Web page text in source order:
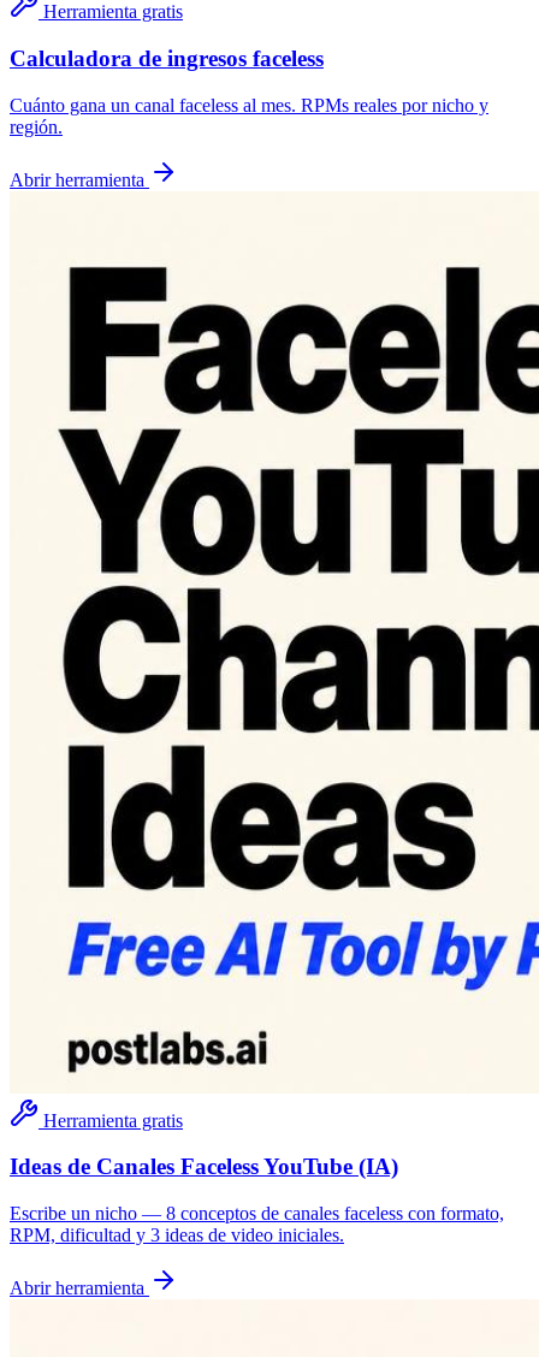
Herramienta gratis
Calculadora de ingresos faceless
Cuánto gana un canal faceless al mes. RPMs reales por nicho y
región.
Abrir herramienta
Herramienta gratis
Ideas de Canales Faceless YouTube (IA)
Escribe un nicho — 8 conceptos de canales faceless con formato,
RPM, dificultad y 3 ideas de video iniciales.
Abrir herramienta